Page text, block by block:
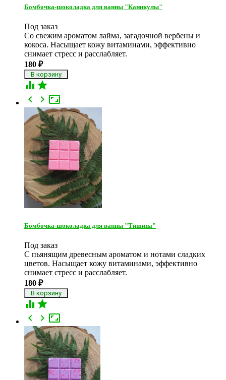
Бомбочка-шоколадка для ванны "Каникулы"
Под заказ
Со свежим ароматом лайма, загадочной вербены и
кокоса. Насыщает кожу витаминами, эффективно
снимает стресс и расслабляет.
180 ₽
 

 
Бомбочка-шоколадка для ванны "Тишина"
Под заказ
С пьянящим древесным ароматом и нотами сладких
цветов. Насыщает кожу витаминами, эффективно
снимает стресс и расслабляет.
180 ₽
 

 